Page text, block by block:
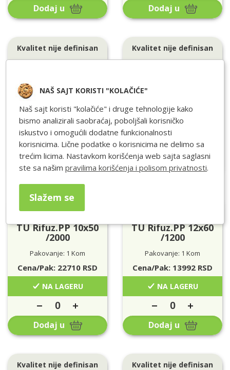
Dodaj u Dodaj u
Kvalitet nije definisan
Pakovanje: 20 Kom
Cena/Pak:715RSD
NA LAGERU
Dodaj u
Kvalitet nije definisan
Pakovanje: 15 Kom
Cena/Pak: 644RSD
NA LAGERU
Dodaj u
TU Rifuz.PP 10x50
/2000
Pakovanje: 1 Kom
Cena/Pak: 22710 RSD
NA LAGERU
Dodaj u
TU Rifuz.PP 12x60
/1200
Pakovanje: 1 Kom
Cena/Pak: 13992 RSD
NA LAGERU
Dodaj u
Kvalitet nije definisan Kvalitet nije definisan
NAŠ SAJT KORISTI "KOLAČIĆE"
Naš sajt koristi "kolačiće" i druge tehnologije kako
bismo analizirali saobraćaj, poboljšali korisničko
iskustvo i omogućili dodatne funkcionalnosti
korisnicima. Lične podatke o korisnicima ne delimo sa
trećim licima. Nastavkom korišćenja web sajta saglasni
ste sa našimpravilima korišćenja i polisom privatnosti.
Slažem se